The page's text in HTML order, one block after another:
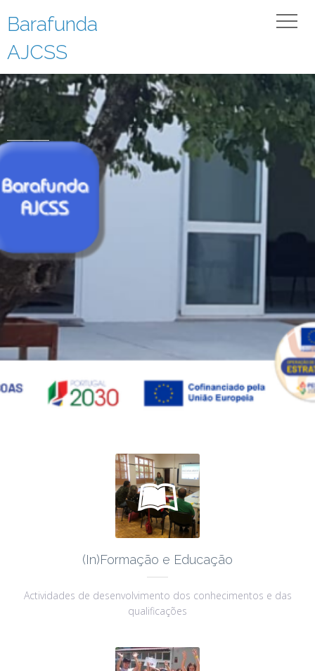
Barafunda
AJCSS

(In)Formação e Educação
Actividades de desenvolvimento dos conhecimentos e das
qualificações